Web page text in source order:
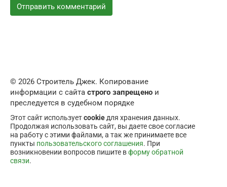
© 2026 Строитель Джек. Копирование
информации с сайта строго запрещено и
преследуется в судебном порядке
Этот сайт используетcookieдля хранения данных.
Продолжая использовать сайт, вы даете свое согласие
на работу с этими файлами, а так же принимаете все
пункты пользовательского соглашения. При
возникновении вопросов пишите вформу обратной
связи.